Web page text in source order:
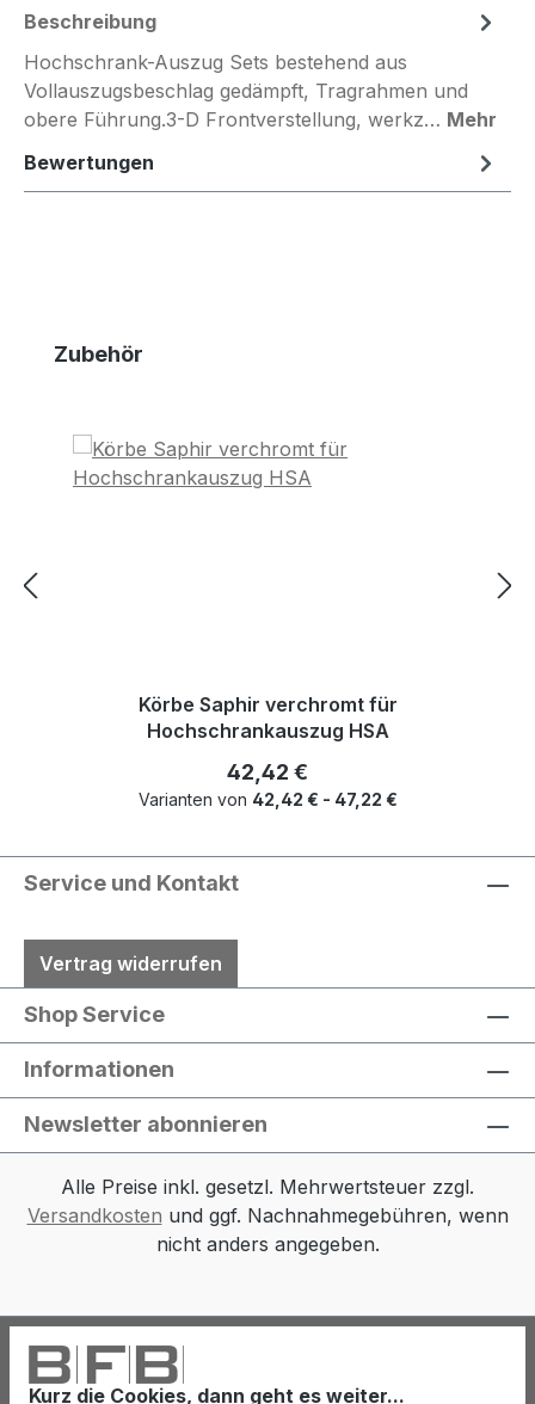
Kurz die Cookies, dann geht es weiter...
Beschreibung
Hochschrank-Auszug Sets bestehend aus
Vollauszugsbeschlag gedämpft, Tragrahmen und
obere Führung.3-D Frontverstellung, werkz… Mehr
Bewertungen
Produktgalerie überspringen
Zubehör
Körbe Saphir verchromt für
Hochschrankauszug HSA
Regulärer Preis:
42,42 €
Varianten von 42,42 € - 47,22 €
Service und Kontakt
Vertrag widerrufen
Shop Service
Informationen
Newsletter abonnieren
Alle Preise inkl. gesetzl. Mehrwertsteuer zzgl.
Versandkosten und ggf. Nachnahmegebühren, wenn
nicht anders angegeben.